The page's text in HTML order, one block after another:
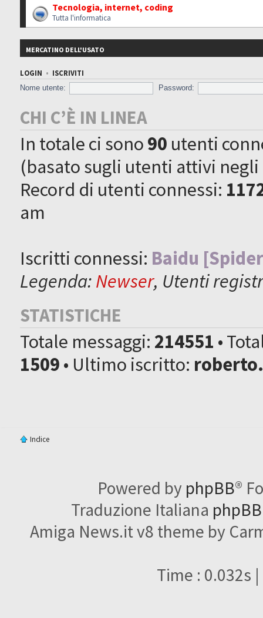
Tecnologia, internet, coding
Tutta l'informatica
MERCATINO DELL'USATO
LOGIN • ISCRIVITI
Nome utente:
Password:
CHI C’È IN LINEA
In totale ci sono90 utenti
(basato sugli utenti attivi
Record di utenti connessi:
am
Iscritti connessi: Baidu
Legenda:Newser, Utenti
STATISTICHE
Totale messaggi: 214551 •
1509• Ultimo iscritto:
Indice
Powered by phpBB®
Traduzione Italiana
Amiga News.it v8 theme by
Time : 0.032s